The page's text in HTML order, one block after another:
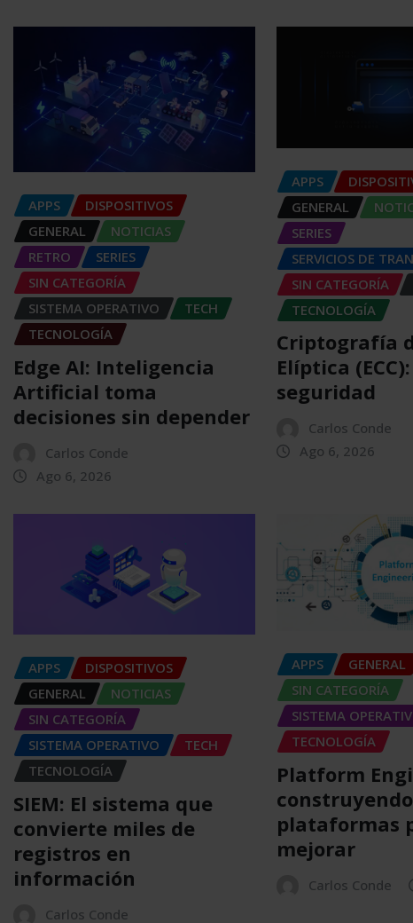
APPS
DISPOSITIVOS
GENERAL
NOTICIAS
RETRO
SERIES
SIN CATEGORÍA
SISTEMA OPERATIVO
TECH
TECNOLOGÍA
Edge AI: Inteligencia
Artificial toma
decisiones sin depender
Carlos Conde
Ago 6, 2026
APPS
GENERAL
SERIES
SERVICIOS DE
SIN CATEGORÍA
TECNOLOGÍA
Criptografía
Elíptica
seguridad
Carlos Conde
Ago 6, 2026
APPS
DISPOSITIVOS
GENERAL
NOTICIAS
SIN CATEGORÍA
SISTEMA OPERATIVO
TECH
TECNOLOGÍA
SIEM: El sistema que
convierte miles de
registros en
información
Carlos Conde
APPS GENERAL
SIN CATEGORÍA
SISTEMA
TECNOLOGÍA
Platform
construyendo
plataformas
mejorar
Carlos Conde